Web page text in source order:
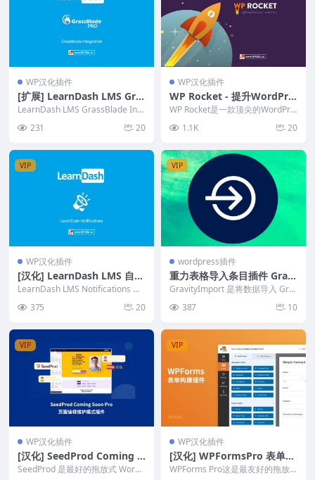
WP汉化插件
[扩展] LearnDash LMS Gra
ssBlade Integration v0.1.0
LearnDash LMS GrassBlade Inte
231 20
WP汉化插件
WP Rocket - 提升WordPre
ss网站速度的最佳缓存插件
WP Rocket是一款顶尖的WordPre
度，...1.1K 20
VIP
WP汉化插件
[汉化] LearnDash LMS 自动
发送通知 Notifications v1.
5.4
LearnDash LMS Notifications 此
375 20
VIP
wordpress插件
重力表格导入条目插件 Gravi
tyView v2.43
GravityImport 是将数据导入 Gra
387 10
VIP
WP汉化插件
[汉化] SeedProd Coming S
oon Pro 页面编辑维护模式
SeedProd 是最好的拖放式 WordP
VIP
WP汉化插件
[汉化] WPFormsPro 表单专
业生成器构建插件 v1.8.9.6
WPForms Pro这是最友好的拖放